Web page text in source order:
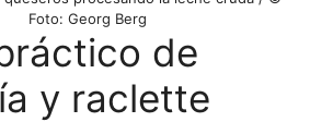
Foto: Georg Berg
de
y raclette